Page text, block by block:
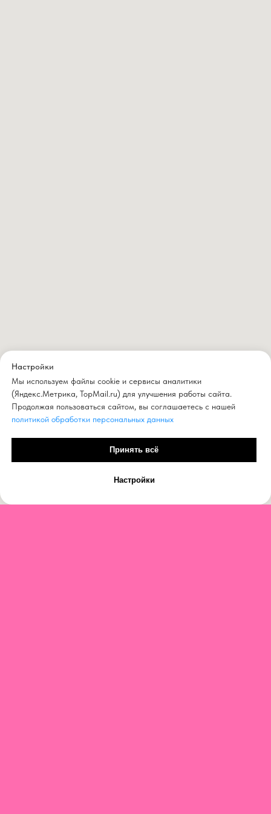
Настройки
Мы используем файлы cookie и сервисы аналитики
(Яндекс.Метрика, TopMail.ru) для улучшения работы сайта.
Продолжая пользоваться сайтом, вы соглашаетесь с нашей
политикой обработки персональных данных
Принять всё
Настройки